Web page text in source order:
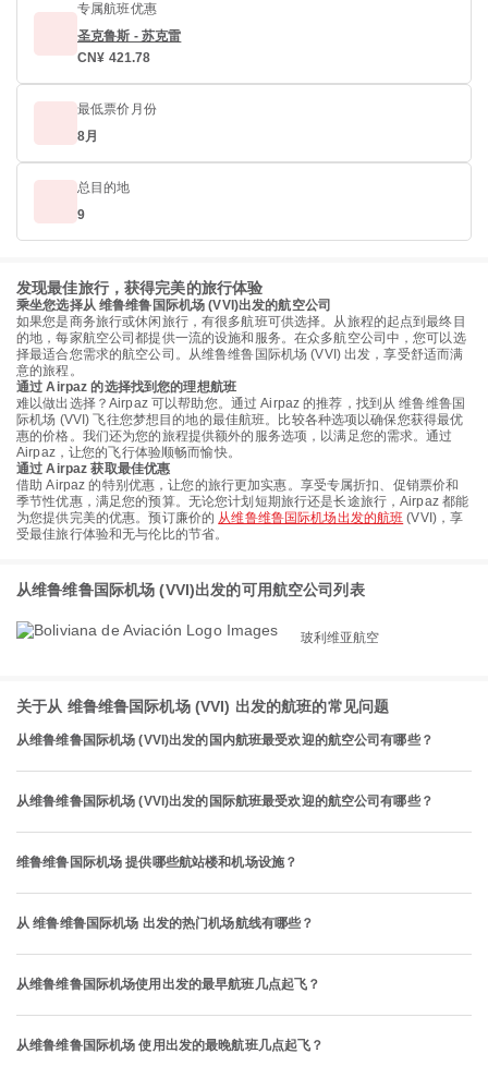
专属航班优惠
圣克鲁斯 - 苏克雷
CN¥ 421.78
最低票价月份
8月
总目的地
9
发现最佳旅行，获得完美的旅行体验
乘坐您选择从 维鲁维鲁国际机场 (VVI)出发的航空公司
如果您是商务旅行或休闲旅行，有很多航班可供选择。从旅程的起点到最终目
的地，每家航空公司都提供一流的设施和服务。在众多航空公司中，您可以选
择最适合您需求的航空公司。从维鲁维鲁国际机场 (VVI) 出发，享受舒适而满
意的旅程。
通过 Airpaz 的选择找到您的理想航班
难以做出选择？Airpaz 可以帮助您。通过 Airpaz 的推荐，找到从 维鲁维鲁国
际机场 (VVI) 飞往您梦想目的地的最佳航班。比较各种选项以确保您获得最优
惠的价格。我们还为您的旅程提供额外的服务选项，以满足您的需求。通过
Airpaz，让您的飞行体验顺畅而愉快。
通过 Airpaz 获取最佳优惠
借助 Airpaz 的特别优惠，让您的旅行更加实惠。享受专属折扣、促销票价和
季节性优惠，满足您的预算。无论您计划短期旅行还是长途旅行，Airpaz 都能
为您提供完美的优惠。预订廉价的 从维鲁维鲁国际机场出发的航班 (VVI)，享
受最佳旅行体验和无与伦比的节省。
从维鲁维鲁国际机场 (VVI)出发的可用航空公司列表
玻利维亚航空
关于从 维鲁维鲁国际机场 (VVI) 出发的航班的常见问题
从维鲁维鲁国际机场 (VVI)出发的国内航班最受欢迎的航空公司有哪些？
从维鲁维鲁国际机场 (VVI)出发的国际航班最受欢迎的航空公司有哪些？
维鲁维鲁国际机场 提供哪些航站楼和机场设施？
从 维鲁维鲁国际机场 出发的热门机场航线有哪些？
从维鲁维鲁国际机场使用出发的最早航班几点起飞？
从维鲁维鲁国际机场 使用出发的最晚航班几点起飞？